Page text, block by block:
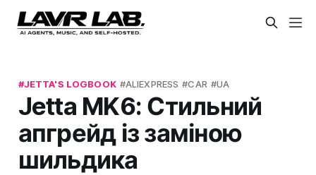
JETTA'S LOGBOOK ALIEXPRESS CAR UA
Jetta MK6: Стильний
апгрейд із заміною
шильдика